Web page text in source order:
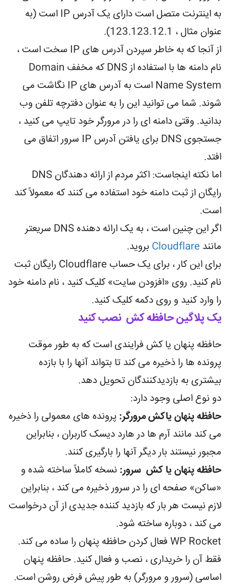
به اینترنت متصل است دارای یک آدرس IP است (به
عنوان مثال ، 123.123.12.1).
از آنجا که به خاطر سپردن آدرس های IP سخت است ،
نام دامنه ها با استفاده از DNS که مخفف Domain
Name System است به آدرس های IP نگاشت می
شوند. شما می توانید این را به عنوان دفترچه تلفن وب
بدانید. وقتی دامنه ای را در مرورگر خود تایپ می کنید ،
جستجوی DNS برای یافتن آدرس IP سرور اتفاق می
افتد.
اما نکته اینجاست: اکثر مردم از ارائه دهندگان DNS
رایگان از ثبت دامنه خود استفاده می کنند که معمولاً کند
است.
اگر این چنین است ، به یک ارائه دهنده DNS سریعتر
مانند
بروید.
برای این کار ، برای یک حساب Cloudflare رایگان ثبت
نام کنید. روی «افزودن سایت» کلیک کنید ، نام دامنه خود
را وارد کنید و روی دکمه کلیک کنید.
یک پلاگین حافظه کش نصب کنید
حافظه پنهان یا کش فرایندی است که به طور موقت
پرونده ها را ذخیره می کند تا بتواند آنها را با بازده
بیشتری به بازدیدکنندگان تحویل دهد.
دو نوع اصلی وجود دارد:
حافظه پنهان یاکش مرورگر: پرونده های معمولی را ذخیره
می کند مانند آرم ها در هارد دیسک کاربران ، بنابراین
مجبور نیستند بار دیگر آنها را بارگیری کنند.
حافظه پنهان یا کش سرور: نسخه کاملاً ساخته شده و
«ساکن» صفحه ای را در سرور ذخیره می کند ، بنابراین
لازم نیست هر بار که بازدید کننده جدیدی از آن درخواست
می کند ، دوباره ساخته شود.
WP Rocket فعال کردن حافظه پنهان را ساده می کند.
فقط آن را خریداری ، نصب و فعال کنید. حافظه پنهان
اساسی (سرور و مرورگر) به طور پیش فرض روشن است.